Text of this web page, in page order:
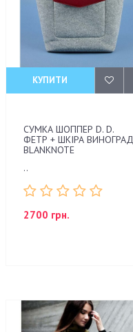
КУПИТИ
СУМКА ШОППЕР D. D.
ФЕТР + ШКІРА ВИНОГРАД
BLANKNOTE
..
2700 грн.